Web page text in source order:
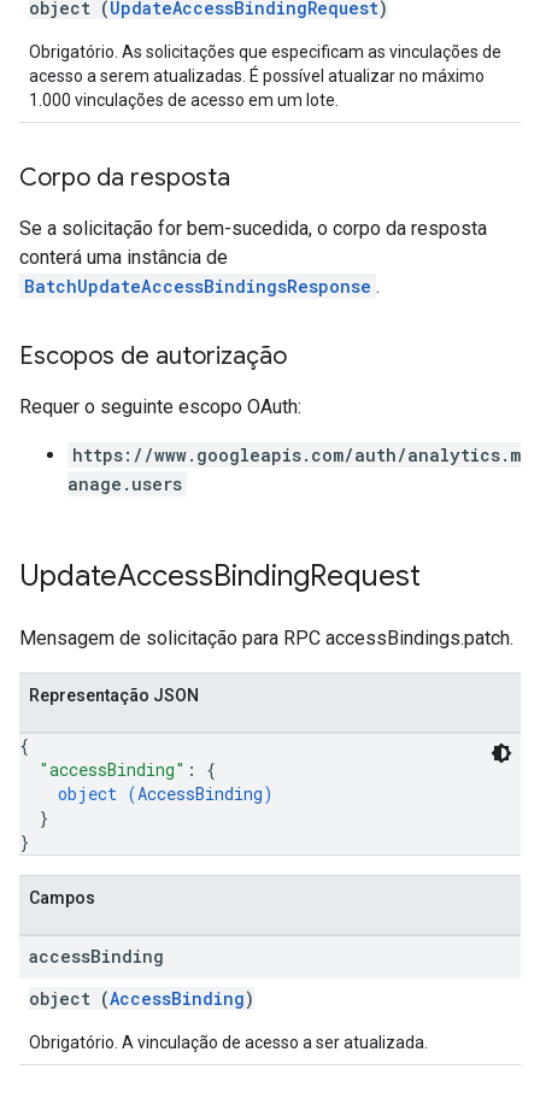
object (UpdateAccessBindingRequest)
Obrigatório. As solicitações que especificam as vinculações de
acesso a serem atualizadas. É possível atualizar no máximo
1.000 vinculações de acesso em um lote.
Corpo da resposta
Se a solicitação for bem-sucedida, o corpo da resposta
conterá uma instância de
BatchUpdateAccessBindingsResponse .
Escopos de autorização
Requer o seguinte escopo OAuth:
https://www.googleapis.com/auth/analytics.m
anage.users
UpdateAccessBindingRequest
Mensagem de solicitação para RPC accessBindings.patch.
Representação JSON
{
"accessBinding" : {
object (AccessBinding)
}
}
Campos
accessBinding
object (AccessBinding)
Obrigatório. A vinculação de acesso a ser atualizada.